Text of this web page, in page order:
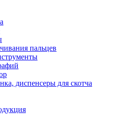
пальцев
диспенсеры для скотча